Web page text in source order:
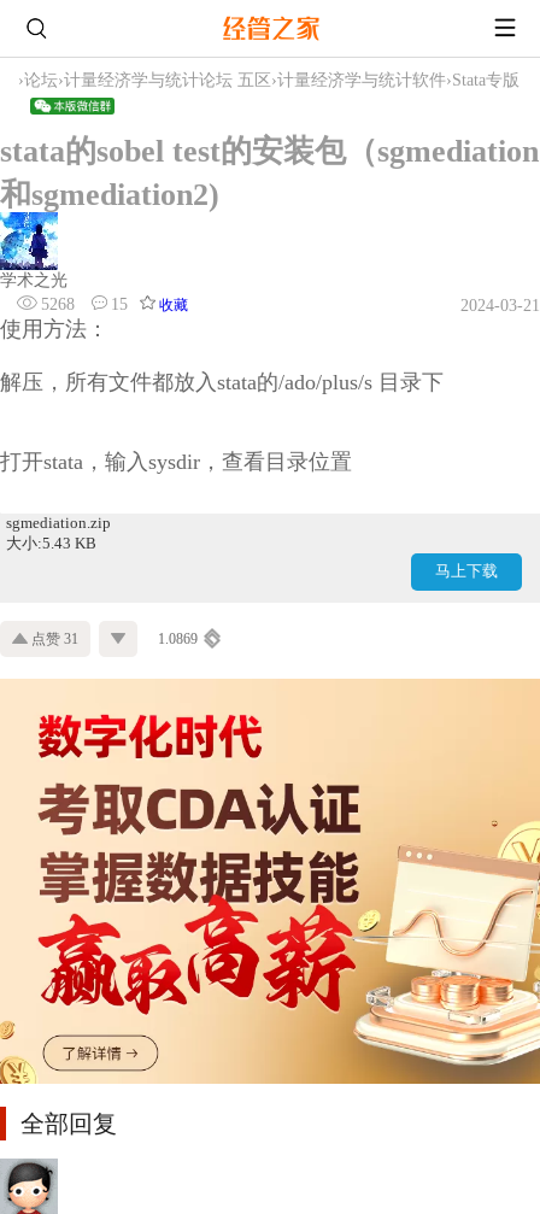
›论坛›计量经济学与统计论坛 五区 ›计量经济学与统计软件›Stata专版
stata的sobel test的安装包（sgmediation
和sgmediation2)
学术之光
5268
15 收藏 2024-03-21
使用方法：
解压，所有文件都放入stata的/ado/plus/s 目录下
打开stata，输入sysdir，查看目录位置
sgmediation.zip
大小:5.43 KB
马上下载
点赞 31 1.0869
全部回复